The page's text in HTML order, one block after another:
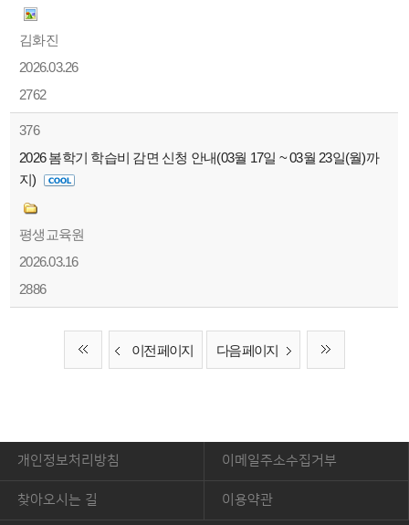
김화진
2026.03.26
2762
376
2026 봄학기 학습비 감면 신청 안내(03월 17일 ~ 03월 23일(월)까
지)
평생교육원
2026.03.16
2886
이전 페이지 다음 페이지
개인정보처리방침 이메일주소수집거부
찾아오시는 길 이용약관